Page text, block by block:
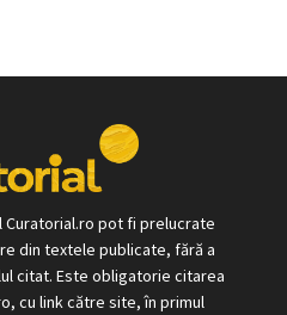
Curatorial.ro pot fi prelucrate
din textele publicate, fără a
citat. Este obligatorie citarea
cu link către site, în primul